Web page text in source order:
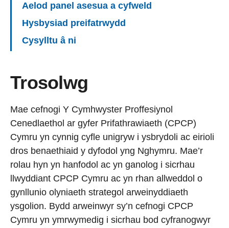
Aelod panel asesua a cyfweld
Hysbysiad preifatrwydd
Cysylltu â ni
Trosolwg
Mae cefnogi Y Cymhwyster Proffesiynol
Cenedlaethol ar gyfer Prifathrawiaeth (CPCP)
Cymru yn cynnig cyfle unigryw i ysbrydoli ac eirioli
dros benaethiaid y dyfodol yng Nghymru. Mae’r
rolau hyn yn hanfodol ac yn ganolog i sicrhau
llwyddiant CPCP Cymru ac yn rhan allweddol o
gynllunio olyniaeth strategol arweinyddiaeth
ysgolion. Bydd arweinwyr sy’n cefnogi CPCP
Cymru yn ymrwymedig i sicrhau bod cyfranogwyr